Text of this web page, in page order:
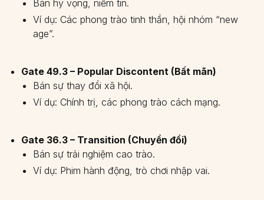
Bán hy vọng, niềm tin.
Ví dụ: Các phong trào tinh thần, hội nhóm “new
age”.
Gate 49.3 – Popular Discontent (Bất mãn)
Bán sự thay đổi xã hội.
Ví dụ: Chính trị, các phong trào cách mạng.
Gate 36.3 – Transition (Chuyển đổi)
Bán sự trải nghiệm cao trào.
Ví dụ: Phim hành động, trò chơi nhập vai.